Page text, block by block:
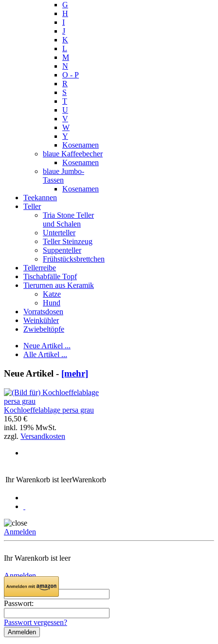
G
H
I
J
K
L
M
N
O - P
R
S
T
U
V
W
Y
Kosenamen
blaue Kaffeebecher
Kosenamen
blaue Jumbo-
Tassen
Kosenamen
Teekannen
Teller
Tria Stone Teller
und Schalen
Unterteller
Teller Steinzeug
Suppenteller
Frühstücksbrettchen
Tellerreibe
Tischabfälle Topf
Tierurnen aus Keramik
Katze
Hund
Vorratsdosen
Weinkühler
Zwiebeltöpfe
Neue Artikel ...
Alle Artikel ...
Neue Artikel - [mehr]
Kochloeffelablage persa grau
16,50 €
inkl. 19% MwSt.
zzgl. Versandkosten
Ihr Warenkorb ist leerWarenkorb
Anmelden
Ihr Warenkorb ist leer
Anmelden
Email:
Passwort:
Passwort vergessen?